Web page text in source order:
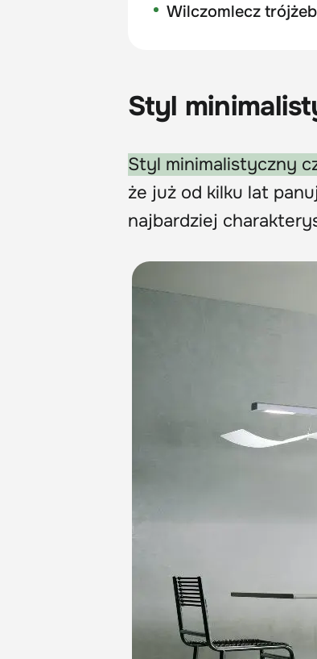
Wilczomlecz
Styl
Styl minimalistyczny
że już od kilku lat
najbardziej